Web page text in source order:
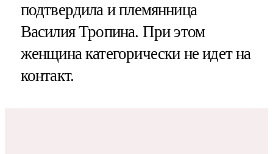
подтвердила и племянница
Василия Тропина. При этом
женщина категорически не идет на
контакт.